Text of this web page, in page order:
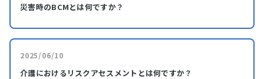
災害時のBCMとは何ですか？
2025/06/10
介護におけるリスクアセスメントとは何ですか？